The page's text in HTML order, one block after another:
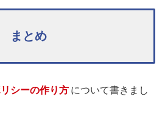
まとめ
シーの作り方 について書きまし